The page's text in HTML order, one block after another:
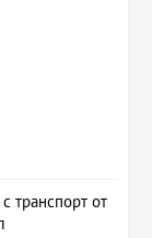
транспорт от